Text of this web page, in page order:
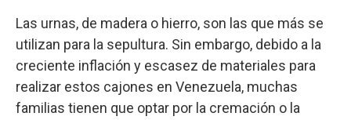
Las urnas, de madera o hierro, son las que más se
utilizan para la sepultura. Sin embargo, debido a la
creciente inflación y escasez de materiales para
realizar estos cajones en Venezuela, muchas
familias tienen que optar por la cremación o la